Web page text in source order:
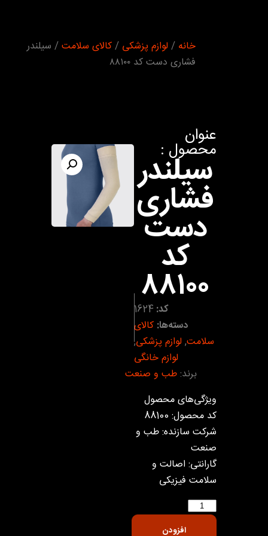
خانه /لوازم پزشکی /کالای سلامت/ سیلندر
فشاری دست کد ۸۸۱۰۰
عنوان
محصول :
سیلندر
فشاری
دست
کد
۸۸۱۰۰
کد: 1624
دسته‌ها: کالای
سلامت,لوازم پزشکی,
لوازم خانگی
برند: طب و صنعت
ویژگی‌های محصول
کد محصول: 88100
شرکت سازنده: طب و
صنعت
گارانتی: اصالت و
سلامت فیزیکی
افزودن